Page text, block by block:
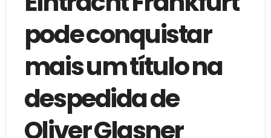
pode conquistar
mais um título na
despedida de
Oliver Glasner